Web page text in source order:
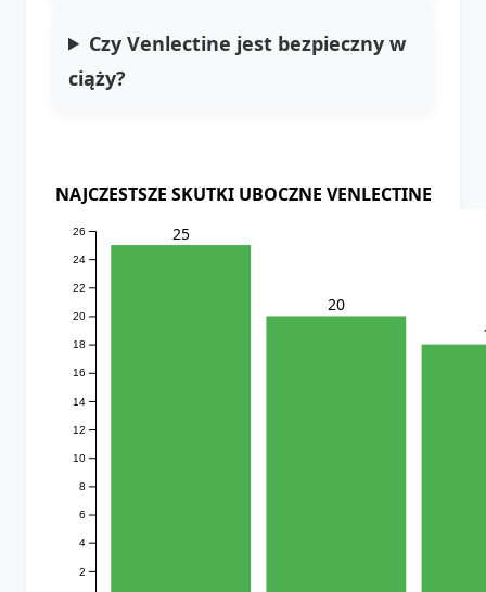
Czy Venlectine jest bezpieczny w
ciąży?
NAJCZESTSZE SKUTKI UBOCZNE VENLECTINE
2
4
6
8
10
12
14
16
18
20
22
24
26 25
20